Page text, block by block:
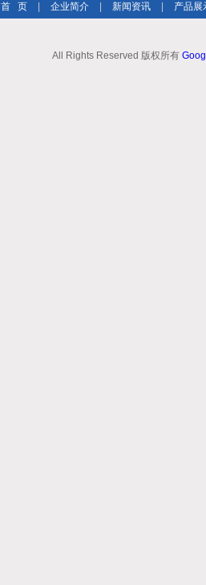
首 页 企业简介 新闻资讯 产品展
All Rights Reserved 版权所有